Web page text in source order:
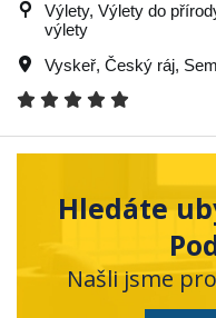
Výlety, Výlety do
výlety
Vyskeř, Český ráj,
Hledáte
Našli jsme